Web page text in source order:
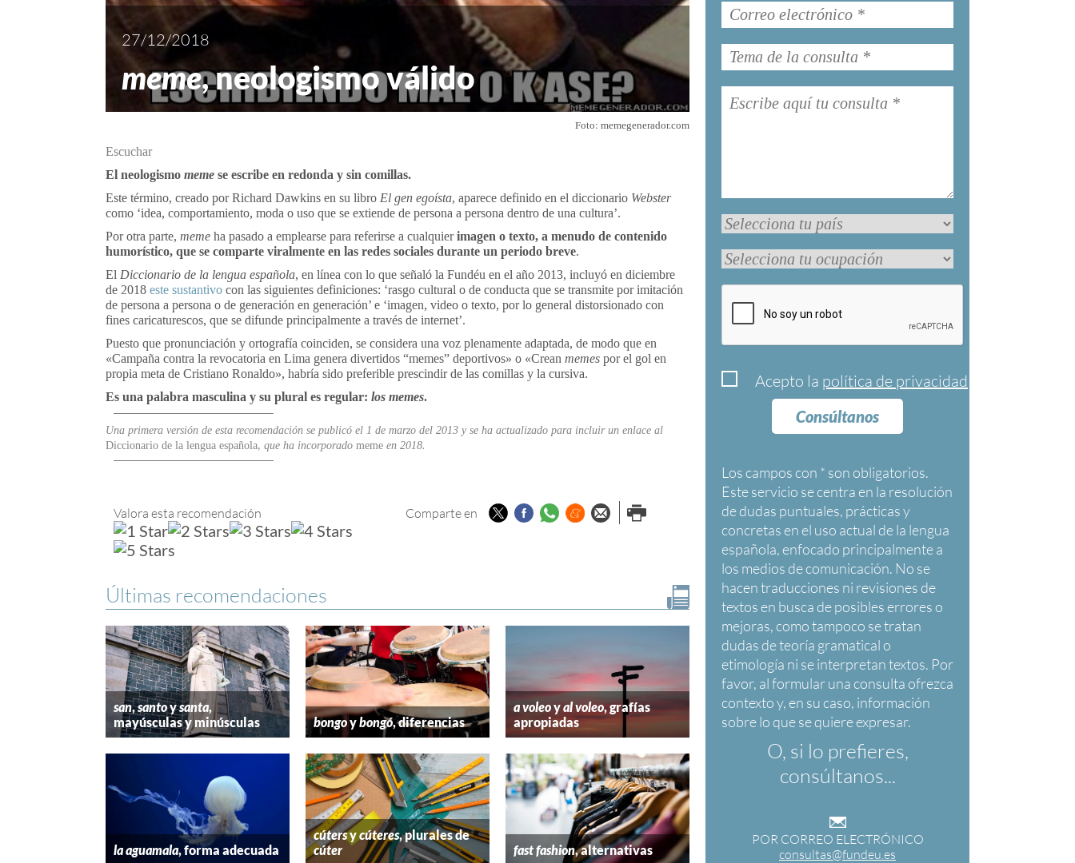
Acepto la política de privacidad
Consúltanos
Los campos con * son obligatorios
O, si lo prefieres,
consúltanos...
POR CORREO ELECTRÓNICO
consultas@fundeu.es
27/12/2018
meme, neologismo válido
Foto: memegenerador.com
Escuchar
El neologismo meme se escribe en redonda y sin comillas.
Este término, creado por Richard Dawkins en su libro El gen egoísta, aparece definido en el diccionario Webster
como ‘idea, comportamiento, moda o uso que se extiende de persona a persona dentro de una cultura’.
Por otra parte, meme ha pasado a emplearse para referirse a cualquierimagen o texto, a menudo de contenido
humorístico, que se comparte viralmente en las redes sociales durante un periodo breve.
El Diccionario de la lengua española, en línea con lo que señaló la Fundéu en el año 2013, incluyó en diciembre
de 2018 este sustantivo con las siguientes definiciones: ‘rasgo cultural o de conducta que se transmite por imitación
de persona a persona o de generación en generación’ e ‘imagen, video o texto, por lo general distorsionado con
fines caricaturescos, que se difunde principalmente a través de internet’.
Puesto que pronunciación y ortografía coinciden, se considera una voz plenamente adaptada, de modo que en
«Campaña contra la revocatoria en Lima genera divertidos “memes” deportivos» o «Crean memes por el gol en
propia meta de Cristiano Ronaldo», habría sido preferible prescindir de las comillas y la cursiva.
Es una palabra masculina y su plural es regular: los memes.
Una primera versión de esta recomendación se publicó el 1 de marzo del 2013 y se ha actualizado para incluir un enlace al
Diccionario de la lengua española, que ha incorporado meme en 2018.
Valora esta recomendación Comparte en TwitterFacebook
Whatsapp
Menéame
Enviar porImprimir
Últimas recomendaciones
san,santoysanta,
mayúsculas y minúsculas
bongoybongó, diferencias
a voleoyal voleo, grafías
apropiadas
la aguamala, forma adecuada
cútersycúteres, plurales de
cúter
fast fashion, alternativas